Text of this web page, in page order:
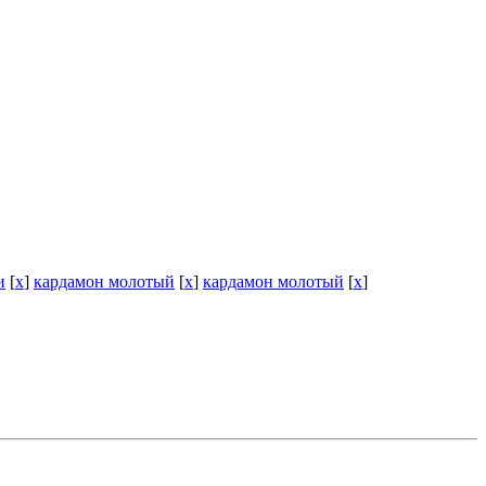
[x] кардамон молотый [x] кардамон молотый [x]